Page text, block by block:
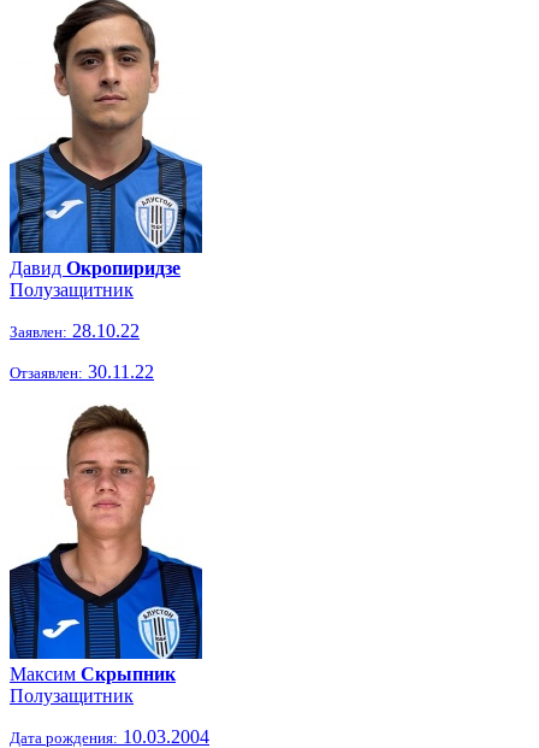
Давид Окропиридзе
Полузащитник
Заявлен: 28.10.22
Отзаявлен: 30.11.22
Максим Скрыпник
Полузащитник
Дата рождения: 10.03.2004